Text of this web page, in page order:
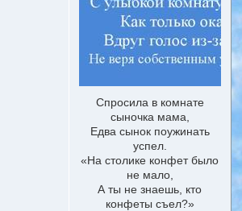
Спросила в комнате
сыночка мама,
Едва сынок поужинать
успел.
«На столике конфет было
не мало,
А ты не знаешь, кто
конфеты съел?»